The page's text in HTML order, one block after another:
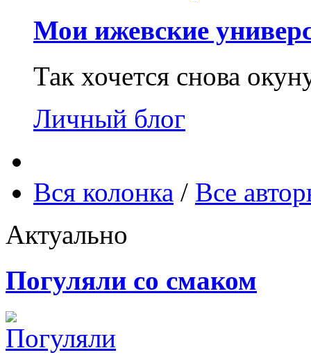
Мои ижевские
Так хочется снова
Личный блог
Вся колонка / Все
Актуально
Погуляли со смаком